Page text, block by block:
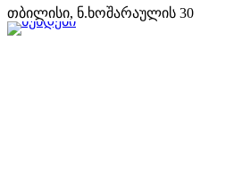
თბილისი, ნ.ხოშარაულის 30